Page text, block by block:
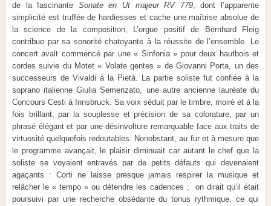
de la fascinante Sonate en Ut majeur RV 779, dont l’apparente
simplicité est truffée de hardiesses et cache une maîtrise absolue de
la science de la composition, L’orgue positif de Bernhard Fleig
contribue par sa sonorité chatoyante à la réussite de l’ensemble. Le
concert avait commencé par une « Sinfonia » pour deux hautbois et
cordes suivie du Motet « Volate gentes » de Giovanni Porta, un des
successeurs de Vivaldi à la Pietà. La partie soliste fut confiée à la
soprano italienne Giulia Semenzato, une autre ancienne lauréate du
Concours Cesti à Innsbruck. Sa voix séduit par le timbre, moiré et à la
fois brillant, par la souplesse et précision de sa colorature, par un
phrasé élégant et par une désinvolture remarquable face aux traits de
virtuosité quelquefois redoutables. Nonobstant, au fur et à mesure que
le programme avançait, le plaisir diminuait car autant le chef que la
soliste se voyaient entravés par de petits défauts qui devenaient
agaçants : Corti ne laisse presque jamais respirer la musique et
relâcher le « tempo » ou détendre les cadences ; on dirait qu’il était
poursuivi par une recherche obsédante du tonus rythmique, ce qui